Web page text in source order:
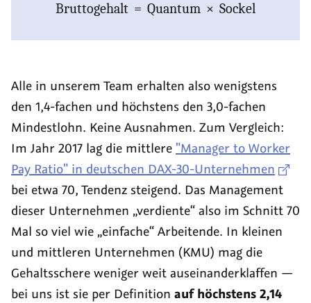
Bruttogehalt = Quantum × Sockel
Alle in unserem Team erhalten also wenigstens
den 1,4-fachen und höchstens den 3,0-fachen
Mindestlohn. Keine Ausnahmen. Zum Vergleich:
Im Jahr 2017 lag die mittlere "Manager to Worker
Pay Ratio" in deutschen DAX-30-Unternehmen
bei etwa 70, Tendenz steigend. Das Management
dieser Unternehmen „verdiente“ also im Schnitt 70
Mal so viel wie „einfache“ Arbeitende. In kleinen
und mittleren Unternehmen (KMU) mag die
Gehaltsschere weniger weit auseinanderklaffen —
bei uns ist sie per Definition auf höchstens 2,14